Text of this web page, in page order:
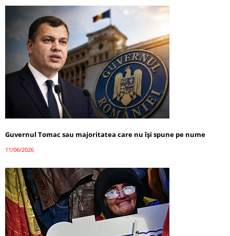
Guvernul Tomac sau majoritatea care nu își spune pe nume
11/06/2026